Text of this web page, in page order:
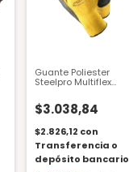
Guante Poliester
Steelpro Multiflex
$3.038,84
$2.826,12 con
Transferencia o
depósito bancario